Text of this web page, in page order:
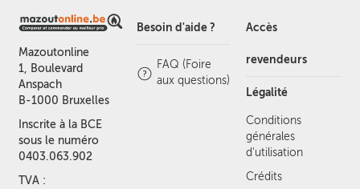
Mazoutonline
1, Boulevard
Anspach
B-1000 Bruxelles
Inscrite à la BCE
sous le numéro
0403.063.902
TVA :
Besoin d'aide ?
FAQ (Foire
aux questions)
Accès
revendeurs
Légalité
Conditions
générales
d'utilisation
Crédits